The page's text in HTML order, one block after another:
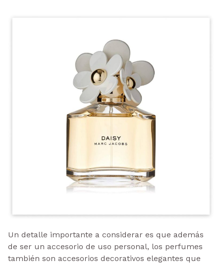
Un detalle importante a considerar es que además
de ser un accesorio de uso personal, los perfumes
también son accesorios decorativos elegantes que